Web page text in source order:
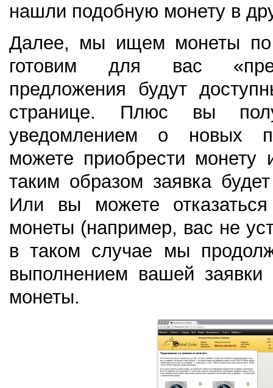
нашли подобную монету в
Далее, мы ищем монеты
готовим для вас
предложения будут
странице. Плюс вы
уведомлением о новых
можете приобрести
таким образом заявка
Или вы можете
монеты (например, вас не
в таком случае мы
выполнением вашей
монеты.